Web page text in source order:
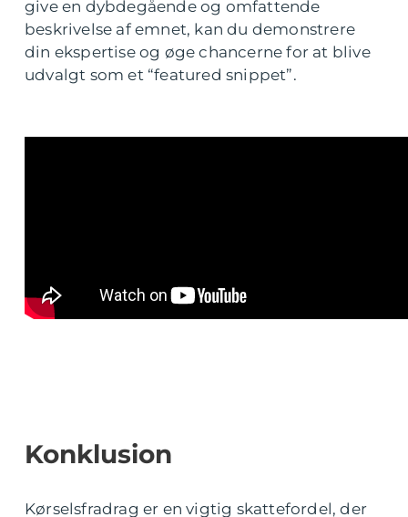
give en dybdegående og omfattende
beskrivelse af emnet, kan du demonstrere
din ekspertise og øge chancerne for at blive
udvalgt som et “featured snippet”.
Konklusion
Kørselsfradrag er en vigtig skattefordel, der